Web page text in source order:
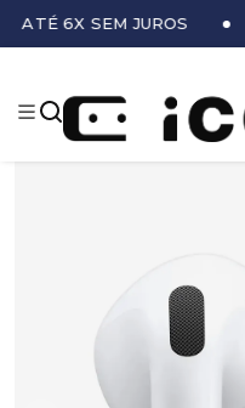
6X SEM JUROS